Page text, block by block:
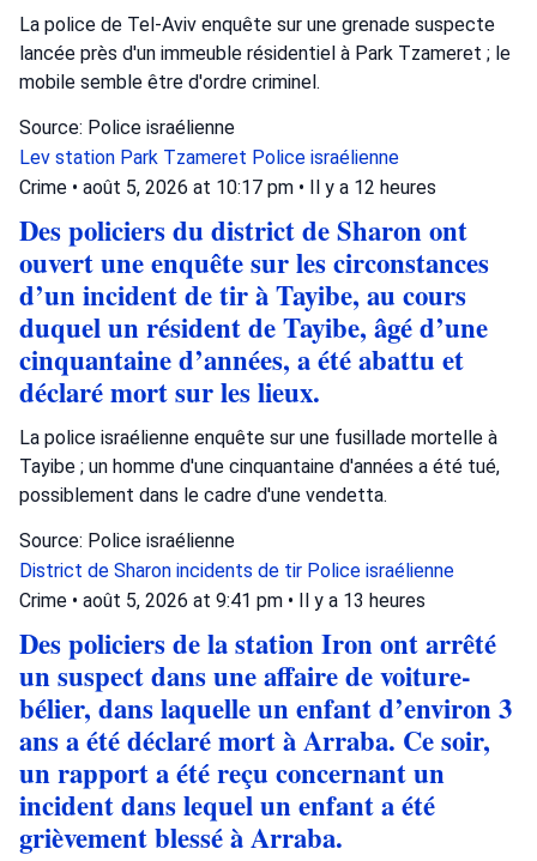
La police de Tel-Aviv enquête sur une grenade suspecte
lancée près d'un immeuble résidentiel à Park Tzameret ; le
mobile semble être d'ordre criminel.
Source: Police israélienne
Lev station Park Tzameret Police israélienne
Crime • août 5, 2026 at 10:17 pm • Il y a 12 heures
Des policiers du district de Sharon ont
ouvert une enquête sur les circonstances
d’un incident de tir à Tayibe, au cours
duquel un résident de Tayibe, âgé d’une
cinquantaine d’années, a été abattu et
déclaré mort sur les lieux.
La police israélienne enquête sur une fusillade mortelle à
Tayibe ; un homme d'une cinquantaine d'années a été tué,
possiblement dans le cadre d'une vendetta.
Source: Police israélienne
District de Sharon incidents de tir Police israélienne
Crime • août 5, 2026 at 9:41 pm • Il y a 13 heures
Des policiers de la station Iron ont arrêté
un suspect dans une affaire de voiture-
bélier, dans laquelle un enfant d’environ 3
ans a été déclaré mort à Arraba. Ce soir,
un rapport a été reçu concernant un
incident dans lequel un enfant a été
grièvement blessé à Arraba.